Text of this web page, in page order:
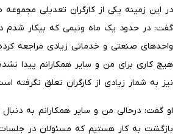
در این زمینه یکی از کارگران تعدیلی
گفت: در حدود یک ماه ونیمی که بیکار شدم
واحدهای صنعتی و خدماتی زیادی مراجعه
هیچ کاری برای من و سایر همکارانم پیدا
نیز به شمار زیادی از کارگران تعلق نگرفته
او گفت: درحالی من و سایر همکارانم به دنبال
بازگشت به کار هستیم که مسئولان در